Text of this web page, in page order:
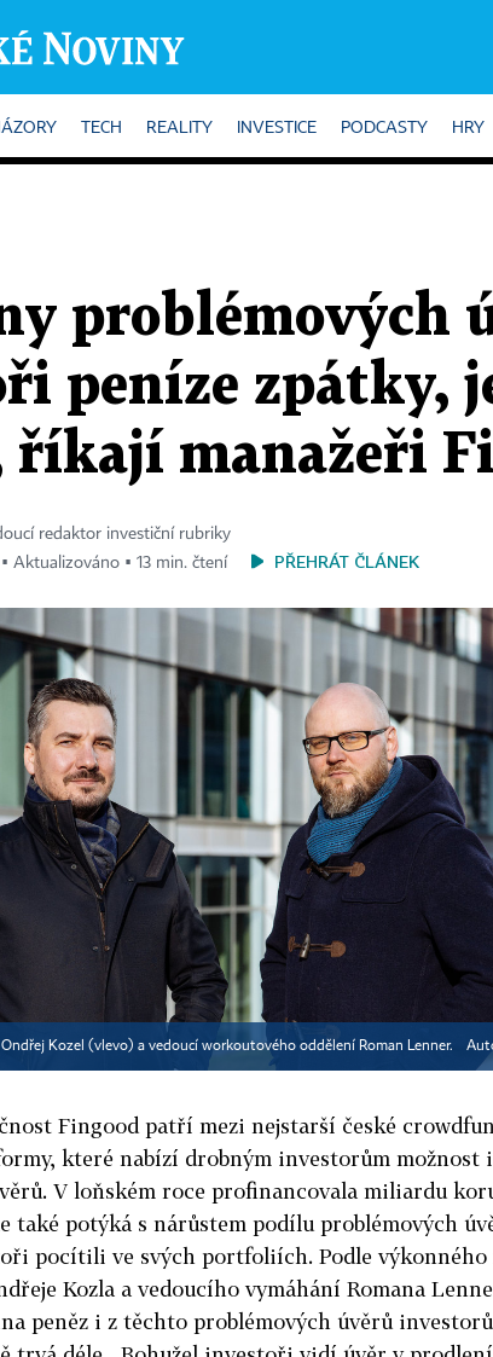
TECH REALITY INVESTICE PODCASTY HRY
problémových
peníze zpátky,
říkají manažeři
redaktor investiční rubriky
Aktualizováno ▪ 13 min. čtení
PŘEHRÁT ČLÁNEK
Kozel (vlevo) a vedoucí workoutového oddělení Roman Lenner.
Fingood patří mezi nejstarší české
které nabízí drobným investorům možnost
V loňském roce profinancovala miliardu
také potýká s nárůstem podílu problémových
pocítili ve svých portfoliích. Podle výkonného
Kozla a vedoucího vymáhání Romana
peněz i z těchto problémových úvěrů